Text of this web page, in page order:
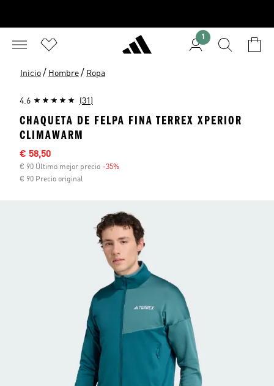
1
Inicio / Hombre / Ropa
4.6 (31)
CHAQUETA DE FELPA FINA TERREX XPERIOR
CLIMAWARM
Precio rebajado
€ 58,50
€ 90 Último mejor precio -35%
€ 90 Precio original